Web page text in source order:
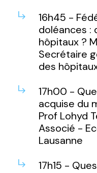
16h45 -
doléances :
hôpitaux ?
Secrétaire
des
17h00 -
acquise du
Prof Lohyd
Associé -
Lausanne
17h15 -